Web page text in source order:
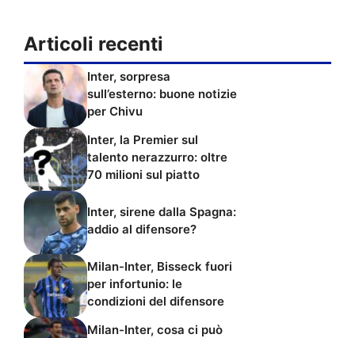
Articoli recenti
Inter, sorpresa
sull’esterno: buone notizie
per Chivu
Inter, la Premier sul
talento nerazzurro: oltre
70 milioni sul piatto
Inter, sirene dalla Spagna:
addio al difensore?
Milan-Inter, Bisseck fuori
per infortunio: le
condizioni del difensore
Milan-Inter, cosa ci può